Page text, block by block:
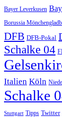
Bayer Leverkusen
Borussia
DFB DFB-Pokal
Schalke 04
Italien Köln
Schalke
Stuttgart Tipps Twitter